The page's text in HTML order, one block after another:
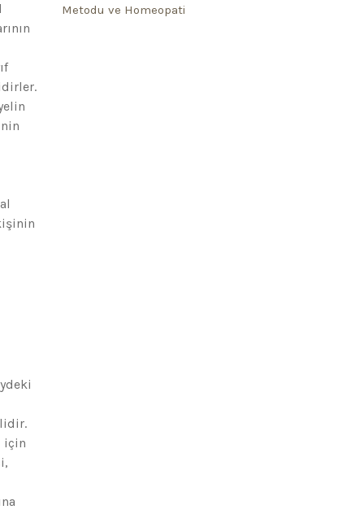
için
Metodu ve Homeopati